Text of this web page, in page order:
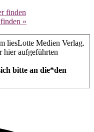
finden
»
liesLotte Medien Verlag.
hier aufgeführten
bitte an die*den